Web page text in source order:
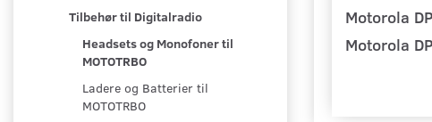
Tilbehør til Digitalradio
Headsets og Monofoner til
MOTOTRBO
Ladere og Batterier til
MOTOTRBO
Motorola
Motorola